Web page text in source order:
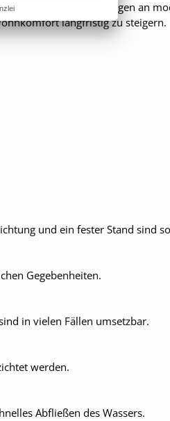
höchste Anforderungen an
langfristig zu steigern.
und ein fester Stand sind
Gegebenheiten.
in vielen Fällen umsetzbar.
werden.
Abfließen des Wassers.